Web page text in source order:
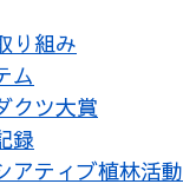
り組み
ム
クツ大賞
録
アティブ植林活動